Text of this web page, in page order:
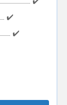
✔️
✔️